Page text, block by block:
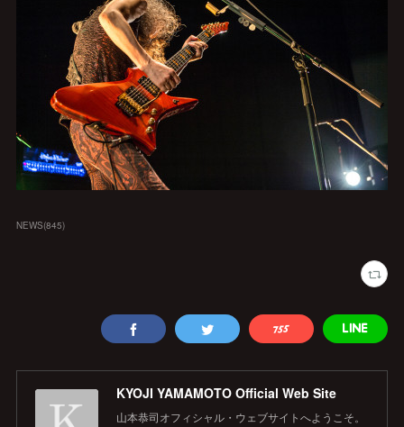
NEWS(845)
KYOJI YAMAMOTO Official Web Site
山本恭司オフィシャル・ウェブサイトへようこそ。